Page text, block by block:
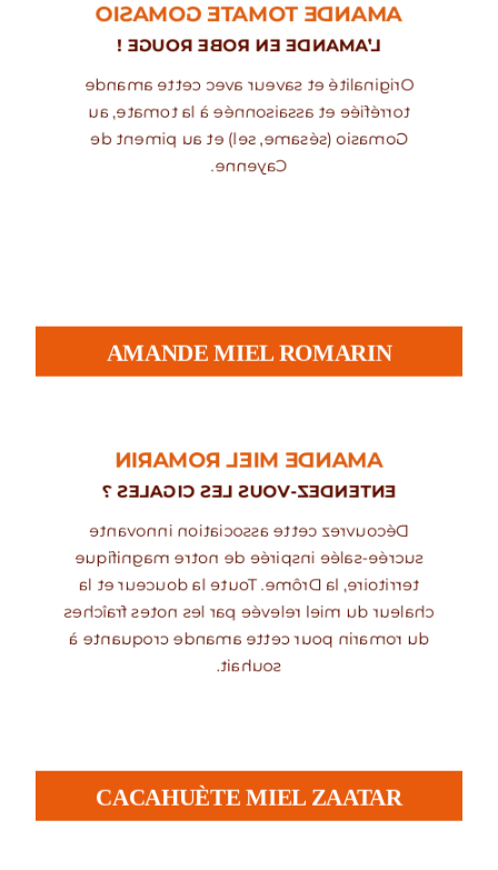
AMANDE TOMATE GOMASIO
L’AMANDE EN ROBE ROUGE !
Originalité et saveur avec cette amande
torréfiée et assaisonnée à la tomate, au
Gomasio (sésame, sel) et au piment de
Cayenne.
AMANDE MIEL ROMARIN
AMANDE MIEL ROMARIN
ENTENDEZ-VOUS LES CIGALES ?
Découvrez cette association innovante
sucrée-salée inspirée de notre magnifique
territoire, la Drôme. Toute la douceur et la
chaleur du miel relevée par les notes fraîches
du romarin pour cette amande croquante à
souhait.
CACAHUÈTE MIEL ZAATAR